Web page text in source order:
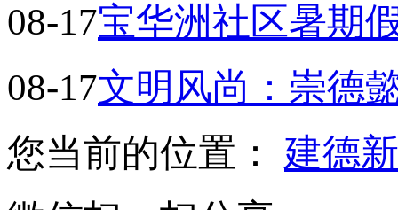
08-17宝华洲社区暑期
08-17文明风尚：崇德
您当前的位置： 建德